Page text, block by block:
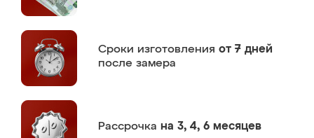
Сроки изготовления от 7 дней
после замера
Рассрочка на 3, 4, 6 месяцев